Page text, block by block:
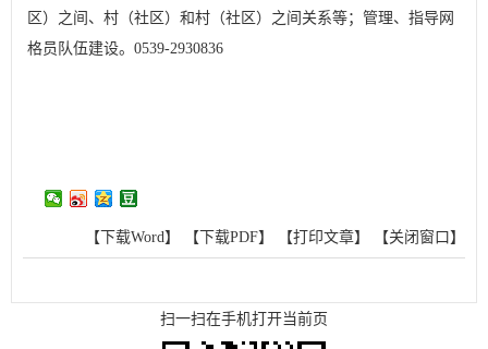
区）之间、村（社区）和村（社区）之间关系等；管理、指导网
格员队伍建设。0539-2930836
【下载Word】 【下载PDF】 【打印文章】 【关闭窗口】
扫一扫在手机打开当前页